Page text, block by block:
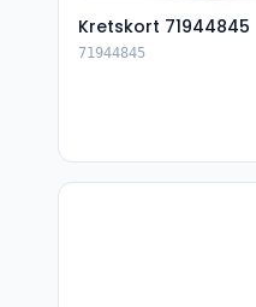
Kretskort 71944845
71944845